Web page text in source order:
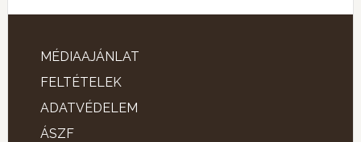
MÉDIAAJÁNLAT
FELTÉTELEK
ADATVÉDELEM
ÁSZF